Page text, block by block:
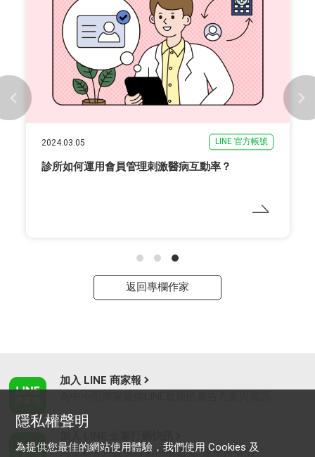
2024.03.05 LINE 官方帳號
診所如何運用會員管理刺激醫病互動率？
返回專欄作家
加入 LINE 商家報
為企業客戶提供最新市場趨勢, 應用與案例
隱私權聲明
為提供您最佳的網站使用體驗，我們使用 Cookies 及